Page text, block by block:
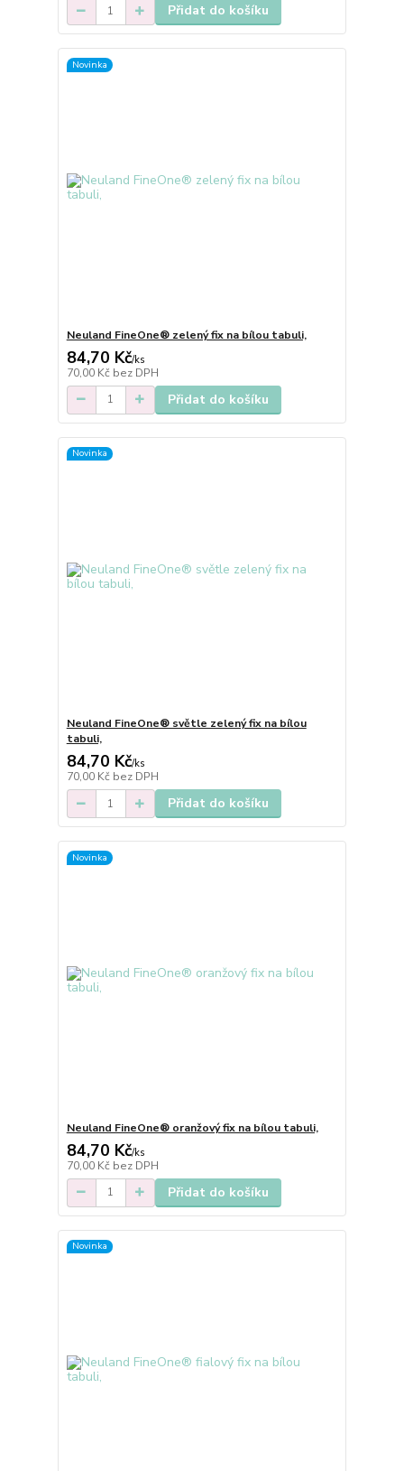
Přidat do košíku
Novinka
Neuland FineOne® zelený fix na bílou tabuli,
84,70 Kč/ks
70,00 Kč bez DPH
Přidat do košíku
Novinka
Neuland FineOne® světle zelený fix na bílou
tabuli,
84,70 Kč/ks
70,00 Kč bez DPH
Přidat do košíku
Novinka
Neuland FineOne® oranžový fix na bílou tabuli,
84,70 Kč/ks
70,00 Kč bez DPH
Přidat do košíku
Novinka